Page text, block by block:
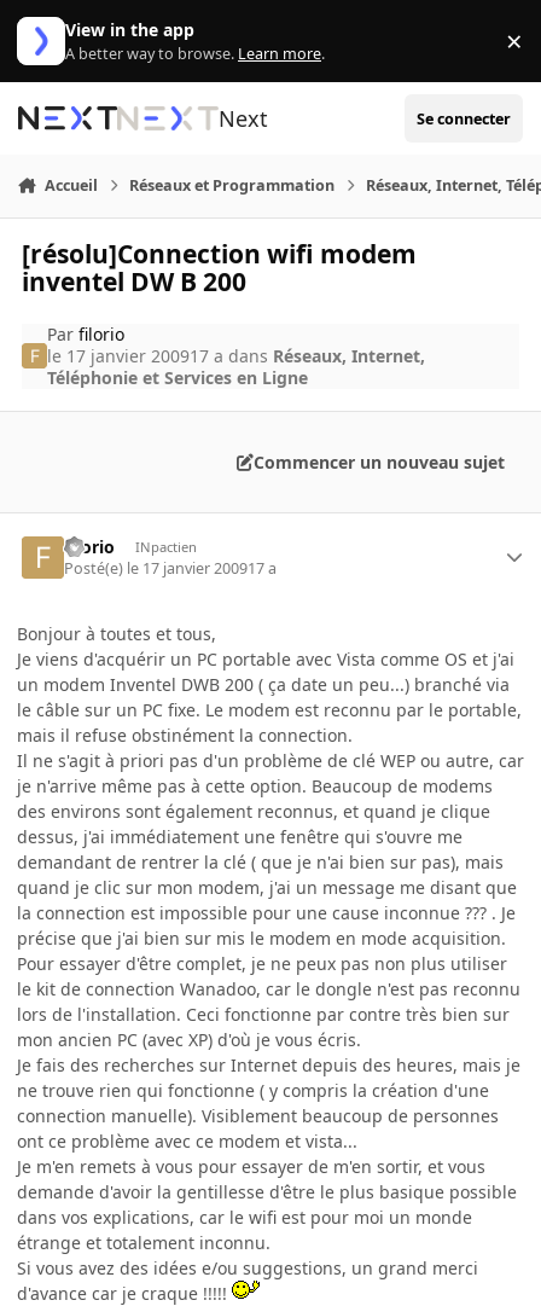
Aller au contenu
View in the app
A better way to browse. Learn more. ×
Next Se connecter
Accueil Réseaux et Programmation Réseaux, Internet,
[résolu]Connection wifi modem
inventel DW B 200
Parfilorio
le 17 janvier 200917 a dans Réseaux, Internet,
Téléphonie et Services en Ligne
Commencer un nouveau sujet
filorio INpactien
Posté(e) le 17 janvier 200917 a
Bonjour à toutes et tous,
Je viens d'acquérir un PC portable avec Vista comme OS et j'ai
un modem Inventel DWB 200 ( ça date un peu...) branché via
le câble sur un PC fixe. Le modem est reconnu par le portable,
mais il refuse obstinément la connection.
Il ne s'agit à priori pas d'un problème de clé WEP ou autre, car
je n'arrive même pas à cette option. Beaucoup de modems
des environs sont également reconnus, et quand je clique
dessus, j'ai immédiatement une fenêtre qui s'ouvre me
demandant de rentrer la clé ( que je n'ai bien sur pas), mais
quand je clic sur mon modem, j'ai un message me disant que
la connection est impossible pour une cause inconnue ??? . Je
précise que j'ai bien sur mis le modem en mode acquisition.
Pour essayer d'être complet, je ne peux pas non plus utiliser
le kit de connection Wanadoo, car le dongle n'est pas reconnu
lors de l'installation. Ceci fonctionne par contre très bien sur
mon ancien PC (avec XP) d'où je vous écris.
Je fais des recherches sur Internet depuis des heures, mais je
ne trouve rien qui fonctionne ( y compris la création d'une
connection manuelle). Visiblement beaucoup de personnes
ont ce problème avec ce modem et vista...
Je m'en remets à vous pour essayer de m'en sortir, et vous
demande d'avoir la gentillesse d'être le plus basique possible
dans vos explications, car le wifi est pour moi un monde
étrange et totalement inconnu.
Si vous avez des idées e/ou suggestions, un grand merci
d'avance car je craque !!!!!